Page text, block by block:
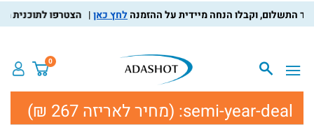
לחץ כאן הצטרפו לתוכנית
0
semi-year-deal: (מחיר לאריזה 267 ₪)